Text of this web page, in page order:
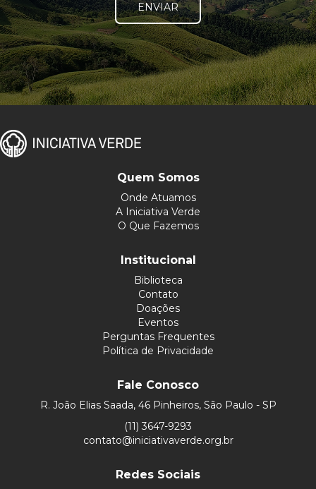
ENVIAR
Quem Somos
Onde Atuamos
A Iniciativa Verde
O Que Fazemos
Institucional
Biblioteca
Contato
Doações
Eventos
Perguntas Frequentes
Política de Privacidade
Fale Conosco
R. João Elias Saada, 46 Pinheiros, São Paulo - SP
(11) 3647-9293
contato@iniciativaverde.org.br
Redes Sociais